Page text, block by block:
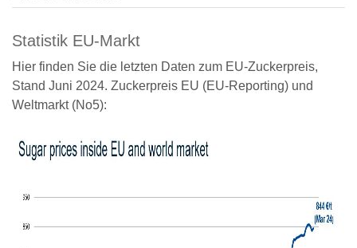
Statistik EU-Markt
Hier finden Sie die letzten Daten zum EU-Zuckerpreis,
Stand Juni 2024. Zuckerpreis EU (EU-Reporting) und
Weltmarkt (No5):